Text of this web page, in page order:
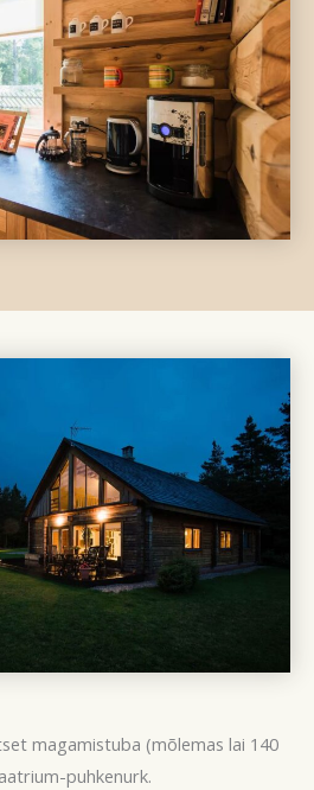
magamistuba (mõlemas lai 140
puhkenurk.